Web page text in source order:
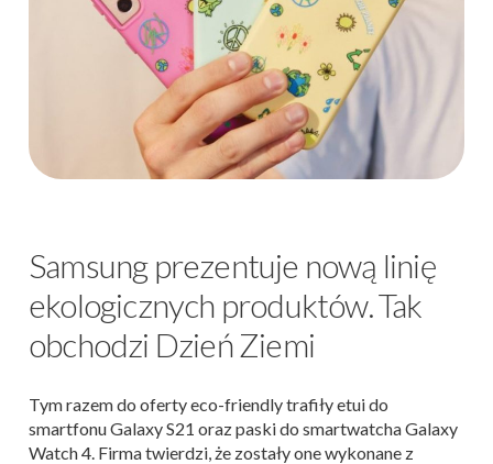
Samsung prezentuje nową linię
ekologicznych produktów. Tak
obchodzi Dzień Ziemi
Tym razem do oferty eco-friendly trafiły etui do
smartfonu Galaxy S21 oraz paski do smartwatcha Galaxy
Watch 4. Firma twierdzi, że zostały one wykonane z